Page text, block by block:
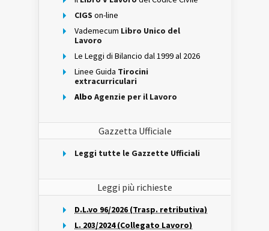
CIGS on-line
Vademecum Libro Unico del
Lavoro
Le Leggi di Bilancio dal 1999 al 2026
Linee Guida Tirocini
extracurriculari
Albo Agenzie per il Lavoro
Gazzetta Ufficiale
Leggi tutte le Gazzette Ufficiali
Leggi più richieste
D.L.vo 96/2026 (Trasp. retributiva)
L. 203/2024 (Collegato Lavoro)